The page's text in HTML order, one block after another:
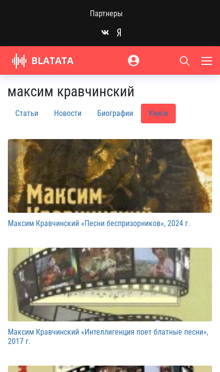
Партнеры
максим кравчинский
Статьи Новости Биографии Книги
Максим Кравчинский «Песни беспризорников», 2024 г.
Максим Кравчинский «Интеллигенция поет блатные песни»,
2017 г.